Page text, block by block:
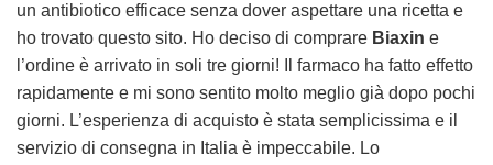
un antibiotico efficace senza dover aspettare una ricetta e
ho trovato questo sito. Ho deciso di comprare Biaxin e
l’ordine è arrivato in soli tre giorni! Il farmaco ha fatto effetto
rapidamente e mi sono sentito molto meglio già dopo pochi
giorni. L’esperienza di acquisto è stata semplicissima e il
servizio di consegna in Italia è impeccabile. Lo